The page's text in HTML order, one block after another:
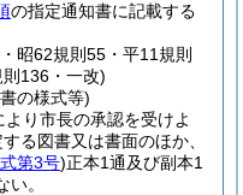
の指定通知書に記載する
昭62規則55・平11規則
136・一改)
の様式等)
より市長の承認を受けよ
る図書又は書面のほか、
第3号)正本1通及び副本1
。